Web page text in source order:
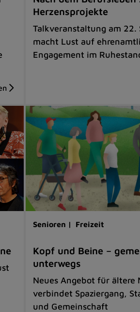
Herzensprojekte
Talkveranstaltung am 22.
macht Lust auf
Engagement im
Senioren | Freizeit
Kopf und Beine –
unterwegs
Neues Angebot für ältere
verbindet Spaziergang,
und Gemeinschaft